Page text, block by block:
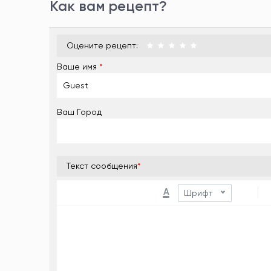
Как вам рецепт?
Оцените рецепт:
Ваше имя*
Ваш Город
Текст сообщения*
A Шрифт